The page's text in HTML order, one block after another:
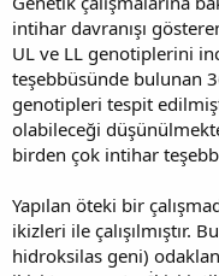
intihar davranışı
UL ve LL genotiplerini
teşebbüsünde bulunan
genotipleri tespit
olabileceği
birden çok intihar
Yapılan öteki bir
ikizleri ile çalışılmıştır.
hidroksilas geni)